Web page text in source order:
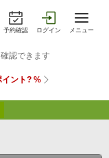
予約確認 ログイン メニュー